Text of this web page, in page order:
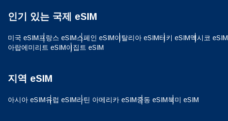
인기 있는 국제 eSIM
미국 eSIM프랑스 eSIM스페인 eSIM이탈리아 eSIM터키 eSIM멕시코 eSIM
아랍에미리트 eSIM이집트 eSIM
지역 eSIM
아시아 eSIM유럽 ​​eSIM라틴 아메리카 eSIM중동 eSIM북미 eSIM